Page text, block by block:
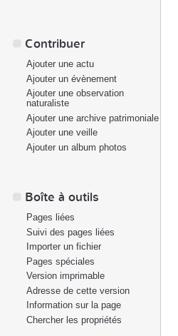
Contribuer
Ajouter une actu
Ajouter un évènement
Ajouter une observation
naturaliste
Ajouter une archive patrimoniale
Ajouter une veille
Ajouter un album photos
Boîte à outils
Pages liées
Suivi des pages liées
Importer un fichier
Pages spéciales
Version imprimable
Adresse de cette version
Information sur la page
Chercher les propriétés